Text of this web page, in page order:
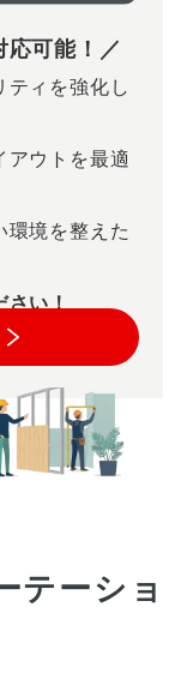
可能！
ティを強化し
アウトを最適
環境を整えた
さい！
テーショ